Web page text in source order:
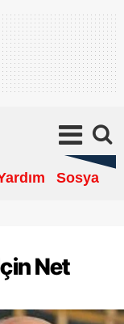
Sosyal
Net